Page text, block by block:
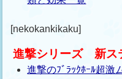
[nekokankikaku]
進撃シリーズ 新ス
進撃のﾌﾞﾗｯｸﾎｰﾙ超